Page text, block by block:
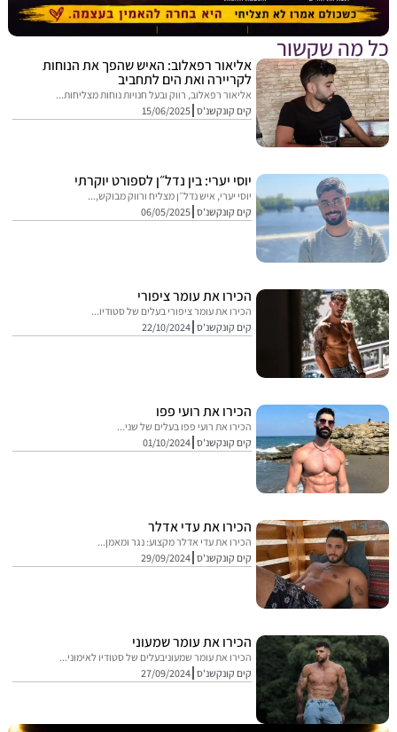
שקשור
אליאור רפאלוב: האיש שהפך את הנוחות
לקריירה ואת הים לתחביב
אליאור רפאלוב, רווק ובעל חנויות נוחות מצליחות...
קים קונקשנ'ס 15/06/2025
יוסי יערי: בין נדל״ן לספורט יוקרתי
יוסי יערי, איש נדל״ן מצליח ורווק מבוקש,...
קים קונקשנ'ס 06/05/2025
הכירו את עומר ציפורי
הכירו את עומר ציפורי בעלים של סטודיו...
קים קונקשנ'ס 22/10/2024
הכירו את רועי פפו
הכירו את רועי פפו בעלים של שני...
קים קונקשנ'ס 01/10/2024
הכירו את עדי אדלר
הכירו את עדי אדלר מקצוע: נגר ומאמן...
קים קונקשנ'ס 29/09/2024
הכירו את עומר שמעוני
הכירו את עומר שמעוניבעלים של סטודיו לאימוני...
קים קונקשנ'ס 27/09/2024